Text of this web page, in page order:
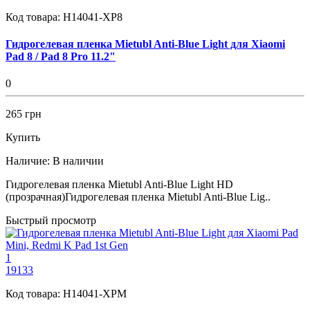
Код товара: H14041-XP8
Гидрогелевая пленка Mietubl Anti-Blue Light для Xiaomi
Pad 8 / Pad 8 Pro 11.2"
0
265 грн
Купить
Наличие: В наличии
Гидрогелевая пленка Mietubl Anti-Blue Light HD
(прозрачная)Гидрогелевая пленка Mietubl Anti-Blue Lig..
Быстрый просмотр
1
19133
Код товара: H14041-XPM